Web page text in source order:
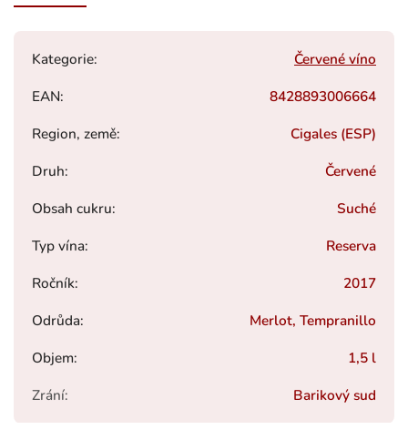
Kategorie:
Červené víno
EAN:
8428893006664
Region, země:
Cigales (ESP)
Druh:
Červené
Obsah cukru:
Suché
Typ vína:
Reserva
Ročník:
2017
Odrůda:
Merlot, Tempranillo
Objem:
1,5 l
Zrání: Barikový sud